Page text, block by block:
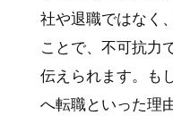
社や退職ではなく
ことで、不可抗力
伝えられます。も
へ転職といった理